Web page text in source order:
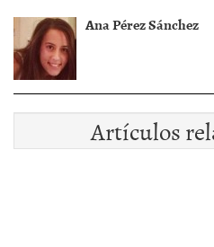
Ana Pérez Sánchez
Artículos